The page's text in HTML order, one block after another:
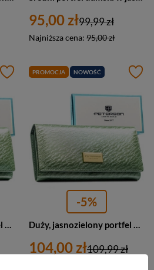
95,00 zł
Najniższa cena: 95,00 zł
99,99 zł
Duży, jasnozielony portfel damski zamykany na zatrzask, wykonany ze skóry naturalnej i ekologicznej - Peterson
PROMOCJA NOWOŚĆ
-5%
Duży, jasnozielony portfel damski zamykany na zatrzask, pokryty subtelnym wzorem na klapce - Peterson
104,00 zł109,99 zł